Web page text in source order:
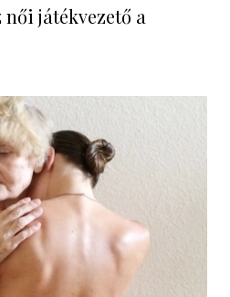
női játékvezető a